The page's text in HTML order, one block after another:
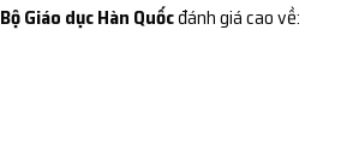
Bộ Giáo dục Hàn Quốcđánh giá cao về: